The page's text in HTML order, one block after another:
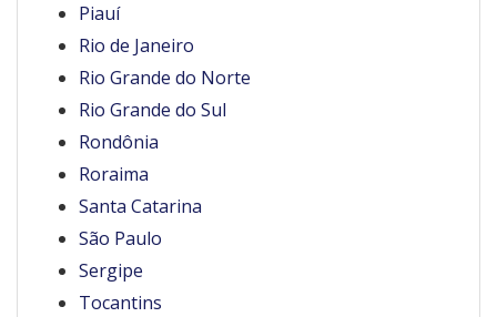
Piauí
Rio de Janeiro
Rio Grande do Norte
Rio Grande do Sul
Rondônia
Roraima
Santa Catarina
São Paulo
Sergipe
Tocantins